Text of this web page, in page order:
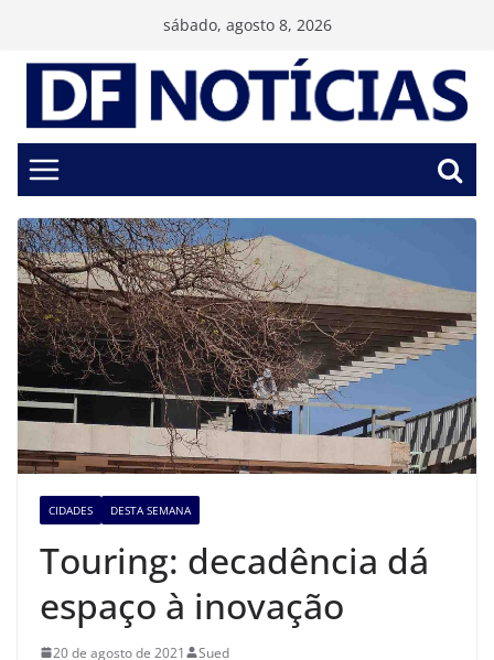
conteúdo
sábado, agosto 8, 2026
CIDADES DESTA SEMANA
Touring: decadência dá
espaço à inovação
20 de agosto de 2021 Sued